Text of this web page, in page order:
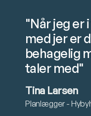
"Når jeg er
med jer er
behagelig
taler med"
Tina Larsen
Planlægger -